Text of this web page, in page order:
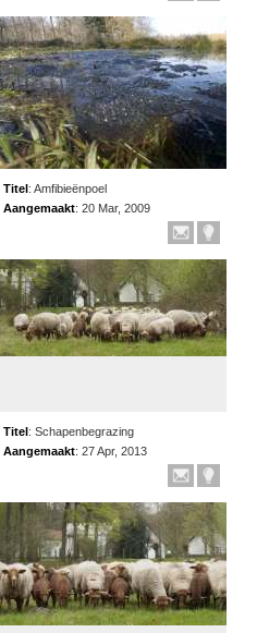
Titel: Amfibieënpoel
Aangemaakt: 20 Mar, 2009
Titel: Schapenbegrazing
Aangemaakt: 27 Apr, 2013